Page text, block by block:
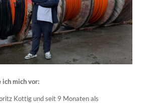
mich vor:
Kottig und seit 9 Monaten als